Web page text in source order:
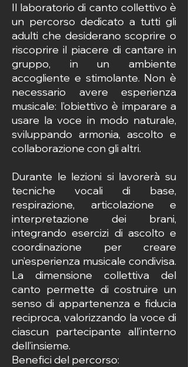
Il laboratorio di canto collettivo è
un percorso dedicato a tutti gli
adulti che desiderano scoprire o
riscoprire il piacere di cantare in
gruppo, in un ambiente
accogliente e stimolante. Non è
necessario avere esperienza
musicale: l’obiettivo è imparare a
usare la voce in modo naturale,
sviluppando armonia, ascolto e
collaborazione con gli altri.
Durante le lezioni si lavorerà su
tecniche vocali di base,
respirazione, articolazione e
interpretazione dei brani,
integrando esercizi di ascolto e
coordinazione per creare
un’esperienza musicale condivisa.
La dimensione collettiva del
canto permette di costruire un
senso di appartenenza e fiducia
reciproca, valorizzando la voce di
ciascun partecipante all’interno
dell’insieme.
Benefici del percorso: